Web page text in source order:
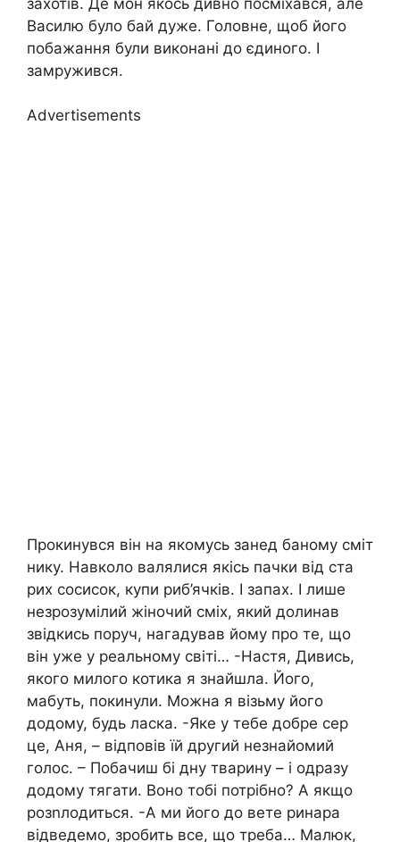
Василю було бай дуже. Головне, щоб його
побажання були виконані до єдиного. І
замружився.
Advertisements
Прокинувся він на якомусь занед баному сміт
нику. Навколо валялися якісь пачки від ста
рих сосисок, купи риб’ячків. І запах. І лише
незрозумілий жіночий сміх, який долинав
звідкись поруч, нагадував йому про те, що
він уже у реальному світі… -Настя, Дивись,
якого милого котика я знайшла. Його,
мабуть, покинули. Можна я візьму його
додому, будь ласка. -Яке у тебе добре сер
це, Аня, – відповів їй другий незнайомий
голос. – Побачиш бі дну тварину – і одразу
додому тягати. Воно тобі потрібно? А якщо
розnлодиться. -А ми його до вете ринара
відведемо, зробить все, що треба… Малюк,